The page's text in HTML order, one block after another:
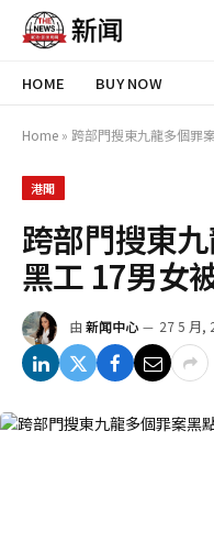
HOME BUY NOW
Home » 跨部門搜東九龍多個罪
港聞
跨部門搜東
黑工 17男女
由 新闻中心 27 5 月,